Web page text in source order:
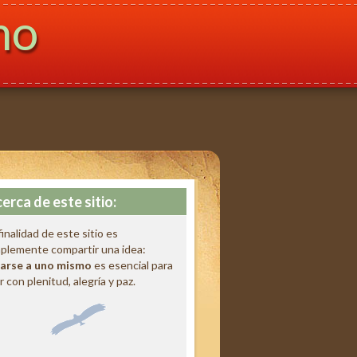
de este sitio:
de este sitio es
compartir una idea:
a uno mismo es esencial para
con plenitud, alegría y paz.